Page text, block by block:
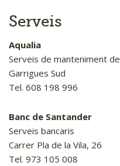
Serveis
Aqualia
Serveis de manteniment
Garrigues Sud
Tel. 608 198 996
Banc de Santander
Serveis bancaris
Carrer Pla de la Vila, 26
Tel. 973 105 008